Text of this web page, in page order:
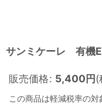
サンミケーレ 有機
販売価格: 5,400円(
この商品は軽減税率の対